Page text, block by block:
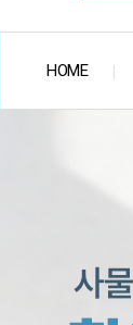
HOME